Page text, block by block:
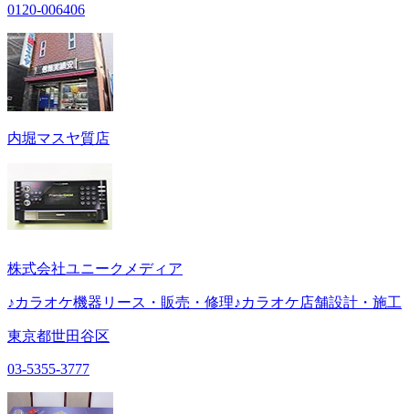
0120-006406
内堀マスヤ質店
株式会社ユニークメディア
♪カラオケ機器リース・販売・修理♪カラオケ店舗設計・施工
東京都世田谷区
03-5355-3777